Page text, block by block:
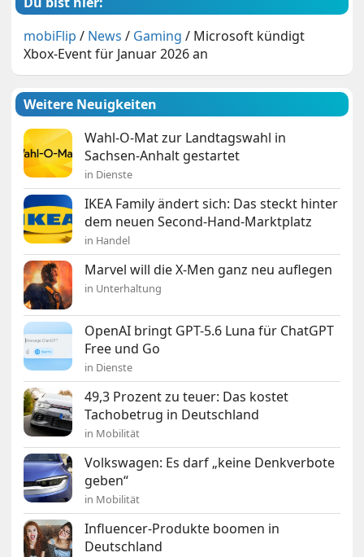
mobiFlip / News / Gaming / Microsoft kündigt
Xbox-Event für Januar 2026 an
Weitere Neuigkeiten
Wahl-O-Mat zur Landtagswahl in
Sachsen-Anhalt gestartet
in Dienste
IKEA Family ändert sich: Das steckt hinter
dem neuen Second-Hand-Marktplatz
in Handel
Marvel will die X-Men ganz neu auflegen
in Unterhaltung
OpenAI bringt GPT-5.6 Luna für ChatGPT
Free und Go
in Dienste
49,3 Prozent zu teuer: Das kostet
Tachobetrug in Deutschland
in Mobilität
Volkswagen: Es darf „keine Denkverbote
geben“
in Mobilität
Influencer-Produkte boomen in
Deutschland